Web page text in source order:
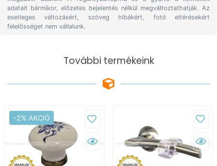
adatait bármikor, előzetes bejelentés nélkül megváltoztathatják. Az
esetleges változásért, szöveg hibákért, fotó eltérésekért
felelősséget nem vállalunk.
További termékeink
-2% AKCIÓ